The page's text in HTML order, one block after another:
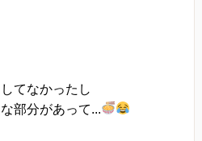
とはありません。
、滅失、毀損等を防止す
てなかったし
部分があって...